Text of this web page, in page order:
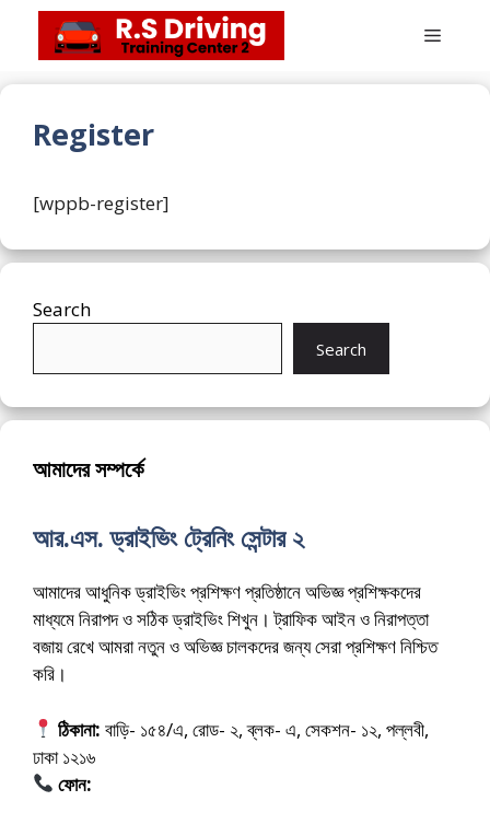
content
Menu
Register
[wppb-register]
Search
Search
আমাদের সম্পর্কে
আর.এস. ড্রাইভিং ট্রেনিং সেন্টার ২
আমাদের আধুনিক ড্রাইভিং প্রশিক্ষণ প্রতিষ্ঠানে অভিজ্ঞ প্রশিক্ষকদের
মাধ্যমে নিরাপদ ও সঠিক ড্রাইভিং শিখুন। ট্রাফিক আইন ও নিরাপত্তা
বজায় রেখে আমরা নতুন ও অভিজ্ঞ চালকদের জন্য সেরা প্রশিক্ষণ নিশ্চিত
করি।
ঠিকানা: বাড়ি- ১৫৪/এ, রোড- ২, ব্লক- এ, সেকশন- ১২, পল্লবী,
ঢাকা ১২১৬
ফোন: